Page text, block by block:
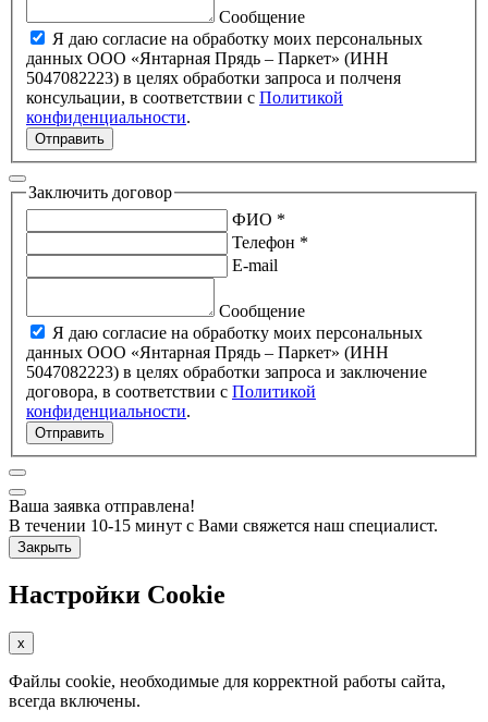
Сообщение
Я даю согласие на обработку моих персональных
данных ООО «Янтарная Прядь – Паркет» (ИНН
5047082223) в целях обработки запроса и полченя
консульации, в соответствии с Политикой
конфиденциальности.
Отправить
Заключить договор
ФИО *
Телефон *
E-mail
Сообщение
Я даю согласие на обработку моих персональных
данных ООО «Янтарная Прядь – Паркет» (ИНН
5047082223) в целях обработки запроса и заключение
договора, в соответствии с Политикой
конфиденциальности.
Отправить
Ваша заявка отправлена!
В течении 10-15 минут с Вами свяжется наш специалист.
Закрыть
Настройки Cookie
x
Файлы cookie, необходимые для корректной работы сайта,
всегда включены.